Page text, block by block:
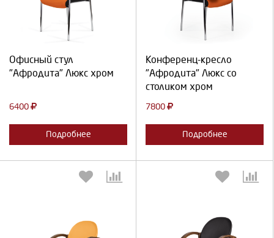
Офисный стул
"Афродита" Люкс хром
6400
Подробнее
Конференц-кресло
"Афродита" Люкс со
столиком хром
7800
Подробнее